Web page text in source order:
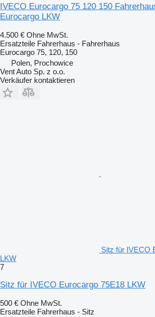
IVECO Eurocargo 75 120 150
Eurocargo LKW
4.500 € Ohne MwSt.
Ersatzteile Fahrerhaus - Fahrerhaus
Eurocargo 75, 120, 150
Polen, Prochowice
Vent Auto Sp. z o.o.
Verkäufer kontaktieren
Sitz für IVECO
LKW
7
Sitz für IVECO Eurocargo 75E18 LKW
500 € Ohne MwSt.
Ersatzteile Fahrerhaus - Sitz